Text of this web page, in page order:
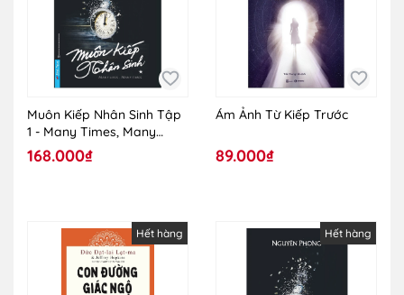
Muôn Kiếp Nhân Sinh Tập
1 - Many Times, Many
Lives
168.000₫
Ám Ảnh Từ Kiếp Trước
89.000₫
Hết hàng Hết hàng